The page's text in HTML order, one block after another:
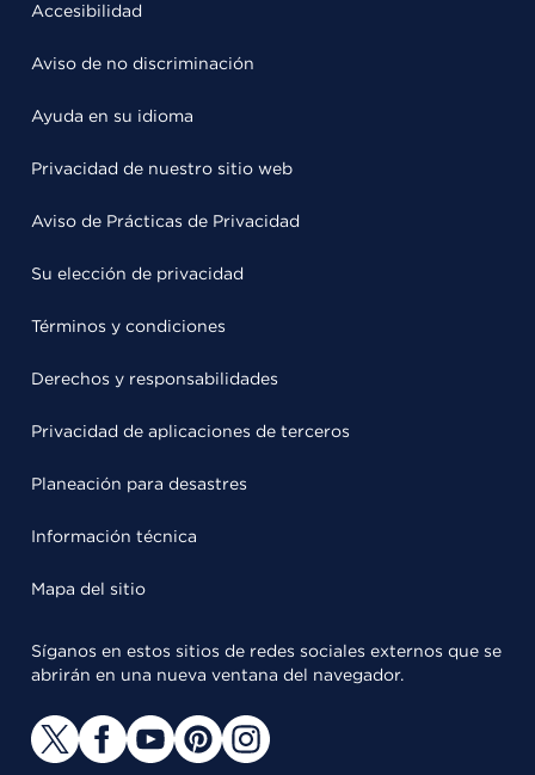
Accesibilidad
Aviso de no discriminación
Ayuda en su idioma
Privacidad de nuestro sitio web
Aviso de Prácticas de Privacidad
Su elección de privacidad
Términos y condiciones
Derechos y responsabilidades
Privacidad de aplicaciones de terceros
Planeación para desastres
Información técnica
Mapa del sitio
Síganos en estos sitios de redes sociales externos que se
abrirán en una nueva ventana del navegador.